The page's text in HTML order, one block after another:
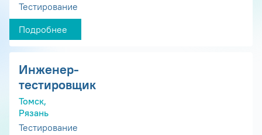
Тестирование
Подробнее
Инженер-
тестировщик
Томск,
Рязань
Тестирование